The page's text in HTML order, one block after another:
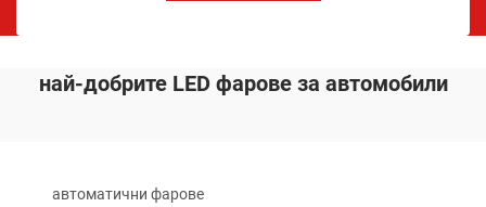
най-добрите LED фарове за автомобили
автоматични фарове